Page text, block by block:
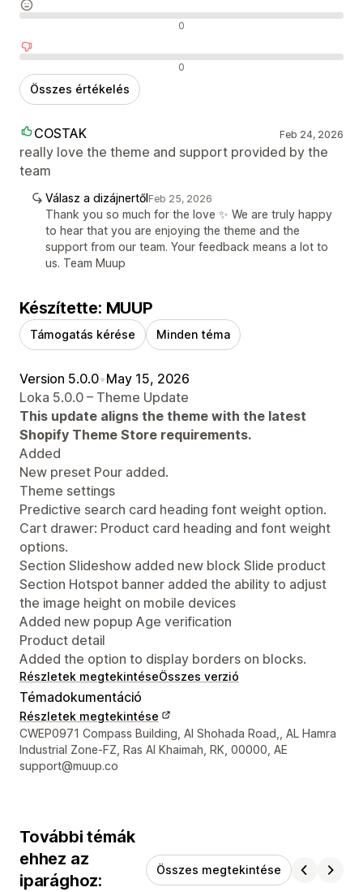
0
0
Összes értékelés
COSTAK Feb 24, 2026
really love the theme and support provided by the
team
Válasz a dizájnertőlFeb 25, 2026
Thank you so much for the love ✨ We are truly happy
to hear that you are enjoying the theme and the
support from our team. Your feedback means a lot to
us. Team Muup
Készítette: MUUP
Támogatás kérése Minden téma
Version 5.0.0•May 15, 2026
Loka 5.0.0 – Theme Update
This update aligns the theme with the latest
Shopify Theme Store requirements.
Added
New preset Pour added.
Theme settings
Predictive search card heading font weight option.
Cart drawer: Product card heading and font weight
options.
Section Slideshow added new block Slide product
Section Hotspot banner added the ability to adjust
the image height on mobile devices
Added new popup Age verification
Product detail
Added the option to display borders on blocks.
Részletek megtekintéseÖsszes verzió
Témadokumentáció
Részletek megtekintése
Dizájner kapcsolattartási adatai
CWEP0971 Compass Building, Al Shohada Road,, AL Hamra
Industrial Zone-FZ, Ras Al Khaimah, RK, 00000, AE
support@muup.co
További témák
ehhez az
iparághoz:
Összes megtekintése